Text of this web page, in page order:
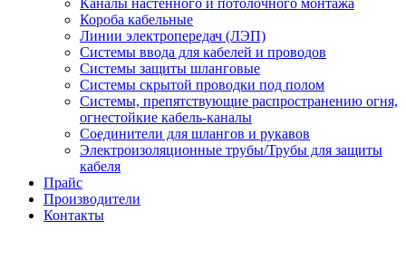
Каналы настенного и потолочного монтажа
Короба кабельные
Линии электропередач (ЛЭП)
Системы ввода для кабелей и проводов
Системы защиты шланговые
Системы скрытой проводки под полом
Системы, препятствующие распространению огня,
огнестойкие кабель-каналы
Соединители для шлангов и рукавов
Электроизоляционные трубы/Трубы для защиты
кабеля
Прайс
Производители
Контакты